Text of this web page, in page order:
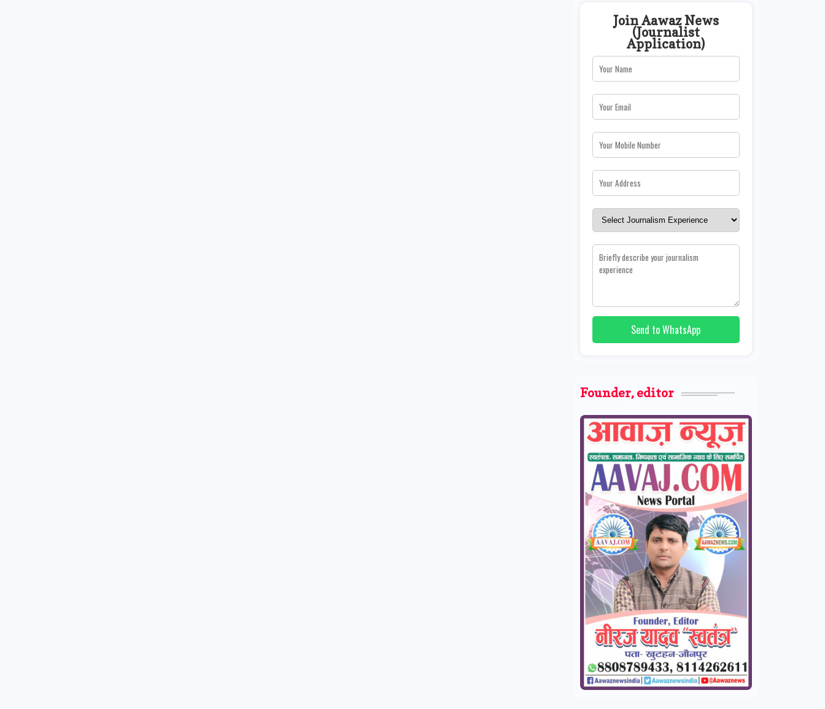
Join Aawaz News
(Journalist
Application)
Send to WhatsApp
Founder, editor